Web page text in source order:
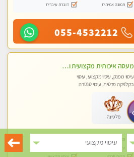
עיסוי מקצועי
תמונה אמיתית
דוברת עיברית
055-4532212
מעסה איכותית מקצועית ומפנקת
עיסוי מפנק, עיסוי מקצועי, עיסוי
בקלניקה פרטית, עיסוי טנטרה
פלטינה
מקלחת
עיסוי מרגיע